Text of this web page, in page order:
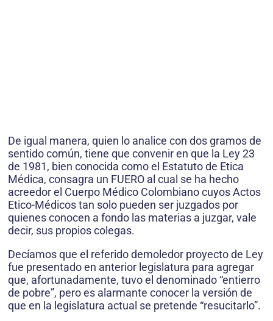
De igual manera, quien lo analice con dos gramos de
sentido común, tiene que convenir en que la Ley 23
de 1981, bien conocida como el Estatuto de Etica
Médica, consagra un FUERO al cual se ha hecho
acreedor el Cuerpo Médico Colombiano cuyos Actos
Etico-Médicos tan solo pueden ser juzgados por
quienes conocen a fondo las materias a juzgar, vale
decir, sus propios colegas.
Decíamos que el referido demoledor proyecto de Ley
fue presentado en anterior legislatura para agregar
que, afortunadamente, tuvo el denominado “entierro
de pobre”, pero es alarmante conocer la versión de
que en la legislatura actual se pretende “resucitarlo”.